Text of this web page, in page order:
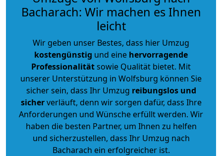
Bacharach: Wir machen es Ihnen
leicht
Wir geben unser Bestes, dass hier Umzug
kostengünstig und eine hervorragende
Professionalitätsowie Qualität bietet. Mit
unserer Unterstützung in Wolfsburg können Sie
sicher sein, dass Ihr Umzug reibungslos und
sicherverläuft, denn wir sorgen dafür, dass Ihre
Anforderungen und Wünsche erfüllt werden. Wir
haben die besten Partner, um Ihnen zu helfen
und sicherzustellen, dass Ihr Umzug nach
Bacharach ein erfolgreicher ist.